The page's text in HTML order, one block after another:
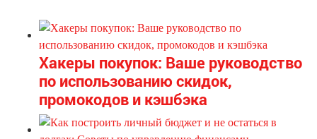
Хакеры покупок: Ваше руководство
по использованию скидок,
промокодов и кэшбэка